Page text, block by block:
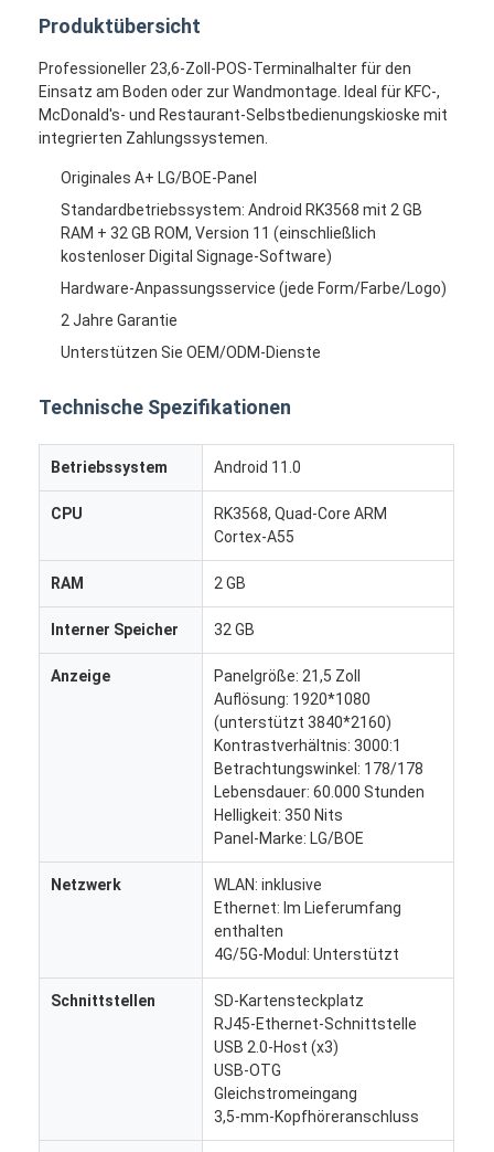
Heim
Über uns
Produktübersicht
Professioneller 23,6-Zoll-POS-Terminalhalter für den
Einsatz am Boden oder zur Wandmontage. Ideal für KFC-,
McDonald's- und Restaurant-Selbstbedienungskioske mit
integrierten Zahlungssystemen.
Originales A+ LG/BOE-Panel
Standardbetriebssystem: Android RK3568 mit 2 GB
RAM + 32 GB ROM, Version 11 (einschließlich
kostenloser Digital Signage-Software)
Hardware-Anpassungsservice (jede Form/Farbe/Logo)
2 Jahre Garantie
Unterstützen Sie OEM/ODM-Dienste
Technische Spezifikationen
Betriebssystem Android 11.0
CPU
RK3568, Quad-Core ARM
Cortex-A55
RAM 2 GB
Interner Speicher 32 GB
Anzeige
Panelgröße: 21,5 Zoll
Auflösung: 1920*1080
(unterstützt 3840*2160)
Kontrastverhältnis: 3000:1
Betrachtungswinkel: 178/178
Lebensdauer: 60.000 Stunden
Helligkeit: 350 Nits
Panel-Marke: LG/BOE
Netzwerk
WLAN: inklusive
Ethernet: Im Lieferumfang
enthalten
4G/5G-Modul: Unterstützt
Schnittstellen
SD-Kartensteckplatz
RJ45-Ethernet-Schnittstelle
USB 2.0-Host (x3)
USB-OTG
Gleichstromeingang
3,5-mm-Kopfhöreranschluss